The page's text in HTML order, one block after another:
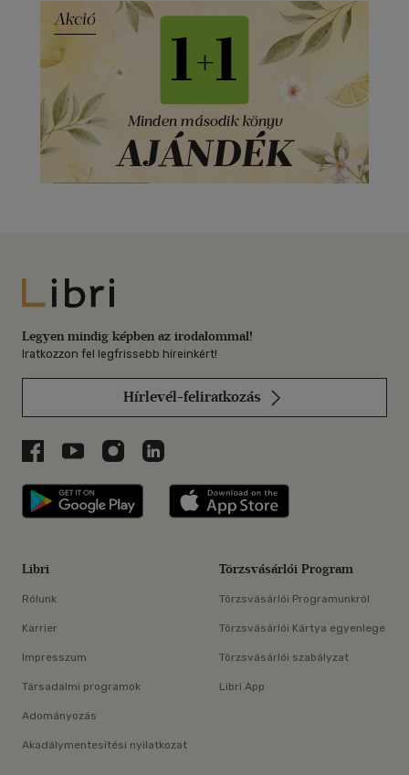
Libri
Legyen mindig képben az irodalommal!
Iratkozzon fel legfrissebb híreinkért!
Hírlevél-feliratkozás
Libri a Facebookon
Libri a Youtube-on
Libri az Instagramon
Libri a LinkedInen
Libri applikáció Szerezd meg: Google
Libri
Rólunk
Karrier
Impresszum
Társadalmi programok
Adományozás
Akadálymentesítési nyilatkozat
Törzsvásárlói Program
Törzsvásárlói Programunkról
Törzsvásárlói Kártya egyenlege
Törzsvásárlói szabályzat
Libri App